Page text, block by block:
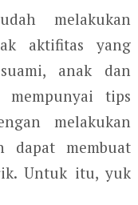
melakukan
aktifitas yang
anak dan
tips
melakukan
dapat membuat
Untuk itu, yuk